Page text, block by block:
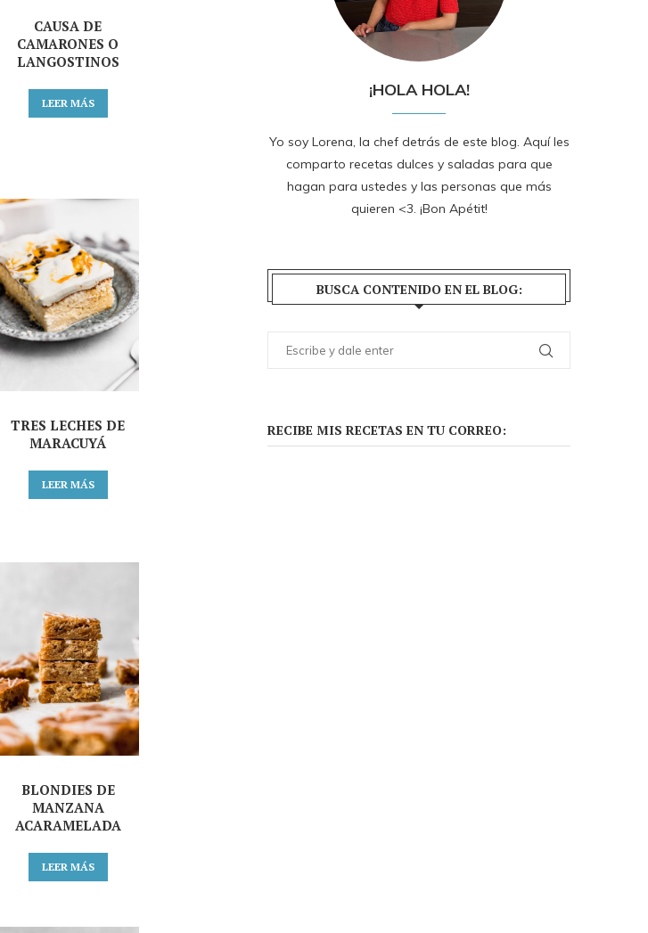
CAUSA DE
CAMARONES O
LANGOSTINOS
LEER MÁS
TRES LECHES DE
MARACUYÁ
LEER MÁS
BLONDIES DE
MANZANA
ACARAMELADA
LEER MÁS
¡HOLA HOLA!
Yo soy Lorena, la chef detrás de este blog. Aquí les
comparto recetas dulces y saladas para que
hagan para ustedes y las personas que más
quieren <3. ¡Bon Apétit!
BUSCA CONTENIDO EN EL BLOG:
RECIBE MIS RECETAS EN TU CORREO: